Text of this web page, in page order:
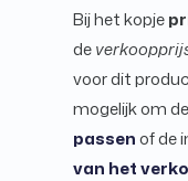
Bij het kopje
de
voor dit
mogelijk om
passenof de
van het